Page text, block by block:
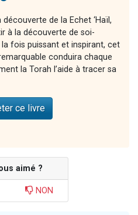
découverte de la Echet ‘Haïl,
à la découverte de soi-
fois puissant et inspirant, cet
conduira chaque
la Torah l’aide à tracer sa
ce livre
aimé ?
NON